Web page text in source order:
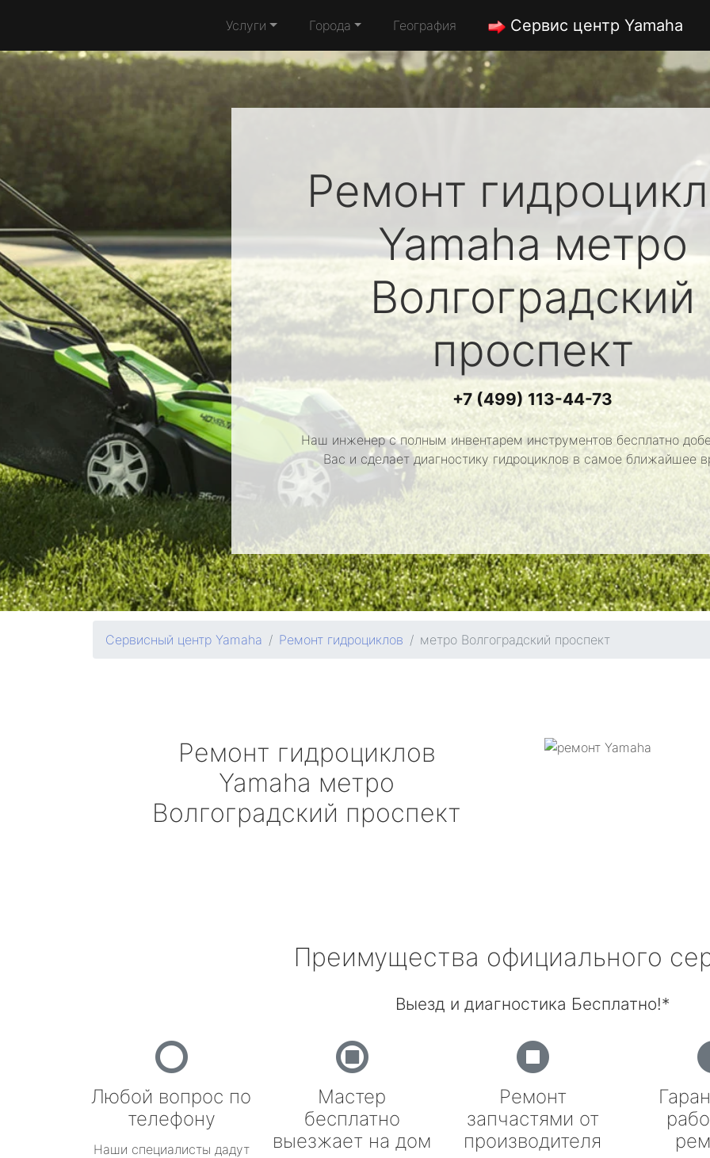
Услуги Города География Сервис центр Yamaha
Ремонт
Yamahaметро
Волгоградский
проспект
+7 (499) 113-44-73
Наш инженер с полным инвентарем инструментов бесплатно
Вас и сделает диагностику гидроциклов в самое ближайшее
Сервисный центр Yamaha Ремонт гидроциклов метро Волгоградский проспект
Ремонт гидроциклов
Yamaha метро
Волгоградский проспект
Преимущества официального
Выезд и диагностика Бесплатно!*
Любой вопрос по
телефону
Наши специалисты дадут
Мастер
бесплатно
выезжает на дом
Ремонт
запчастями от
производителя